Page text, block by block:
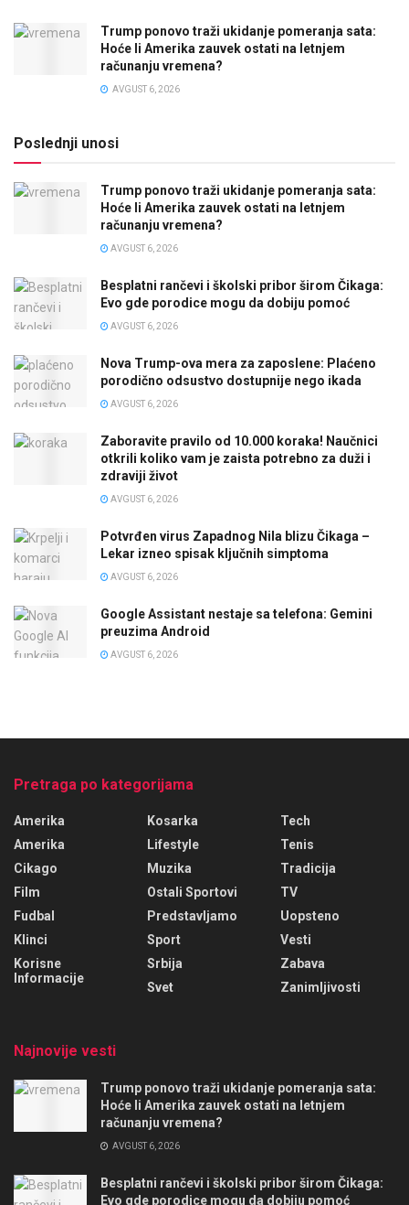
Trump ponovo traži ukidanje pomeranja sata:
Hoće li Amerika zauvek ostati na letnjem
računanju vremena?
AVGUST 6, 2026
Poslednji unosi
Trump ponovo traži ukidanje pomeranja sata:
Hoće li Amerika zauvek ostati na letnjem
računanju vremena?
AVGUST 6, 2026
Besplatni rančevi i školski pribor širom Čikaga:
Evo gde porodice mogu da dobiju pomoć
AVGUST 6, 2026
Nova Trump-ova mera za zaposlene: Plaćeno
porodično odsustvo dostupnije nego ikada
AVGUST 6, 2026
Zaboravite pravilo od 10.000 koraka! Naučnici
otkrili koliko vam je zaista potrebno za duži i
zdraviji život
AVGUST 6, 2026
Potvrđen virus Zapadnog Nila blizu Čikaga –
Lekar izneo spisak ključnih simptoma
AVGUST 6, 2026
Google Assistant nestaje sa telefona: Gemini
preuzima Android
AVGUST 6, 2026
Pretraga po kategorijama
Amerika
Amerika
Cikago
Film
Fudbal
Klinci
Korisne
Informacije
Kosarka
Lifestyle
Muzika
Ostali Sportovi
Predstavljamo
Sport
Srbija
Svet
Tech
Tenis
Tradicija
TV
Uopsteno
Vesti
Zabava
Zanimljivosti
Najnovije vesti
Trump ponovo traži ukidanje pomeranja sata:
Hoće li Amerika zauvek ostati na letnjem
računanju vremena?
AVGUST 6, 2026
Besplatni rančevi i školski pribor širom Čikaga:
Evo gde porodice mogu da dobiju pomoć